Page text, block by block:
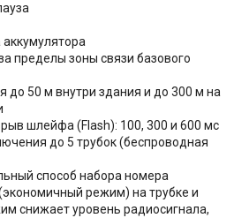
пределы зоны связи базового
до 50 м внутри здания и до 300 м на
шлейфа (Flash): 100, 300 и 600 мс
до 5 трубок (беспроводная
способ набора номера
режим) на трубке и
снижает уровень радиосигнала,